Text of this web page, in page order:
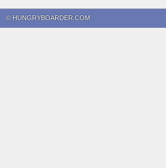
© HUNGRYBOARDER.COM